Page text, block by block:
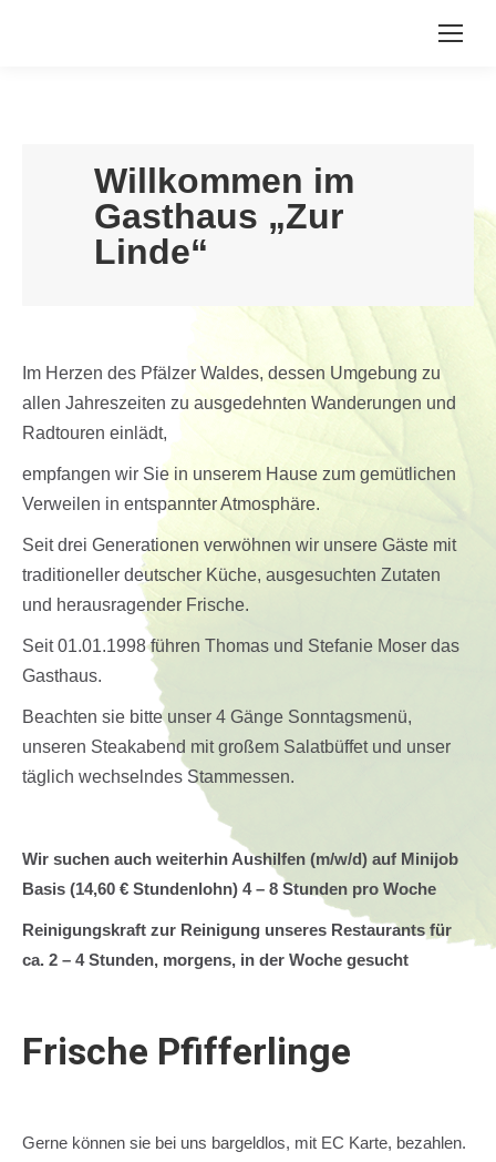
Willkommen im
Gasthaus „Zur
Linde“
Im Herzen des Pfälzer Waldes, dessen Umgebung zu
allen Jahreszeiten zu ausgedehnten Wanderungen und
Radtouren einlädt,
empfangen wir Sie in unserem Hause zum gemütlichen
Verweilen in entspannter Atmosphäre.
Seit drei Generationen verwöhnen wir unsere Gäste mit
traditioneller deutscher Küche, ausgesuchten Zutaten
und herausragender Frische.
Seit 01.01.1998 führen Thomas und Stefanie Moser das
Gasthaus.
Beachten sie bitte unser 4 Gänge Sonntagsmenü,
unseren Steakabend mit großem Salatbüffet und unser
täglich wechselndes Stammessen.
Wir suchen auch weiterhin Aushilfen (m/w/d) auf Minijob
Basis (14,60 € Stundenlohn) 4 – 8 Stunden pro Woche
Reinigungskraft zur Reinigung unseres Restaurants für
ca. 2 – 4 Stunden, morgens, in der Woche gesucht
Frische Pfifferlinge
Gerne können sie bei uns bargeldlos, mit EC Karte, bezahlen.